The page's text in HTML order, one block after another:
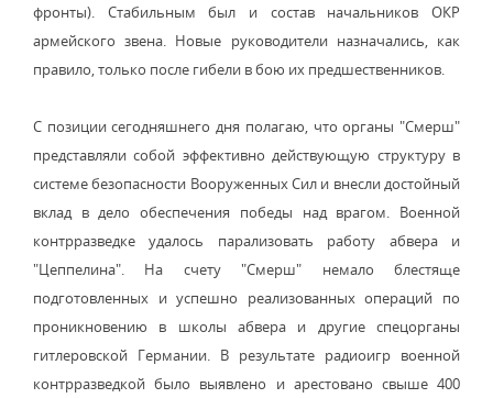
фронты). Стабильным был и состав начальников ОКР
армейского звена. Новые руководители назначались, как
правило, только после гибели в бою их предшественников.
С позиции сегодняшнего дня полагаю, что органы "Смерш"
представляли собой эффективно действующую структуру в
системе безопасности Вооруженных Сил и внесли достойный
вклад в дело обеспечения победы над врагом. Военной
контрразведке удалось парализовать работу абвера и
"Цеппелина". На счету "Смерш" немало блестяще
подготовленных и успешно реализованных операций по
проникновению в школы абвера и другие спецорганы
гитлеровской Германии. В результате радиоигр военной
контрразведкой было выявлено и арестовано свыше 400